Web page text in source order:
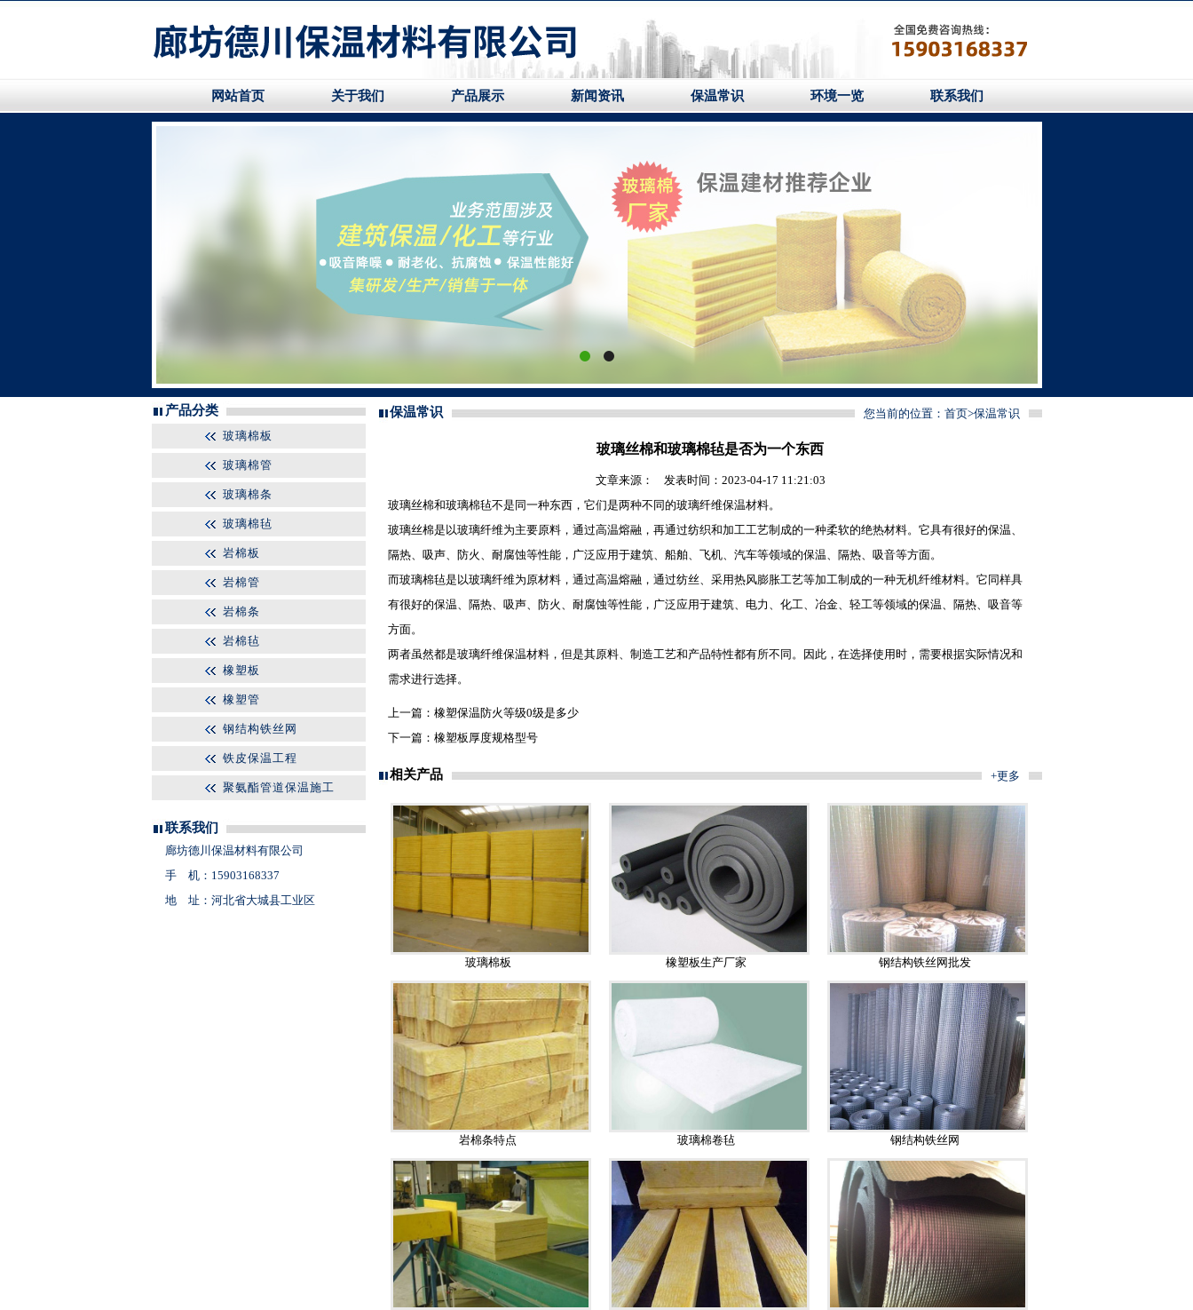
网站首页 关于我们 产品展示 新闻资讯 保温常识 环境一览 联系我们
产品分类
玻璃棉板
玻璃棉管
玻璃棉条
玻璃棉毡
岩棉板
岩棉管
岩棉条
岩棉毡
橡塑板
橡塑管
钢结构铁丝网
铁皮保温工程
聚氨酯管道保温施工
联系我们
廊坊德川保温材料有限公司
手 机：15903168337
地 址：河北省大城县工业区
保温常识 您当前的位置： 首页>保温常识
玻璃丝棉和玻璃棉毡是否为一个东西
文章来源： 发表时间：2023-04-17 11:21:03
玻璃丝棉和玻璃棉毡不是同一种东西，它们是两种不同的玻璃纤维保温材料。
玻璃丝棉是以玻璃纤维为主要原料，通过高温熔融，再通过纺织和加工工艺制成的一种柔软的绝热材料。它具有很好的保温、
隔热、吸声、防火、耐腐蚀等性能，广泛应用于建筑、船舶、飞机、汽车等领域的保温、隔热、吸音等方面。
而玻璃棉毡是以玻璃纤维为原材料，通过高温熔融，通过纺丝、采用热风膨胀工艺等加工制成的一种无机纤维材料。它同样具
有很好的保温、隔热、吸声、防火、耐腐蚀等性能，广泛应用于建筑、电力、化工、冶金、轻工等领域的保温、隔热、吸音等
方面。
两者虽然都是玻璃纤维保温材料，但是其原料、制造工艺和产品特性都有所不同。因此，在选择使用时，需要根据实际情况和
需求进行选择。
上一篇： 橡塑保温防火等级0级是多少
下一篇： 橡塑板厚度规格型号
相关产品 +更多
玻璃棉板 橡塑板生产厂家 钢结构铁丝网批发
岩棉条特点 玻璃棉卷毡 钢结构铁丝网